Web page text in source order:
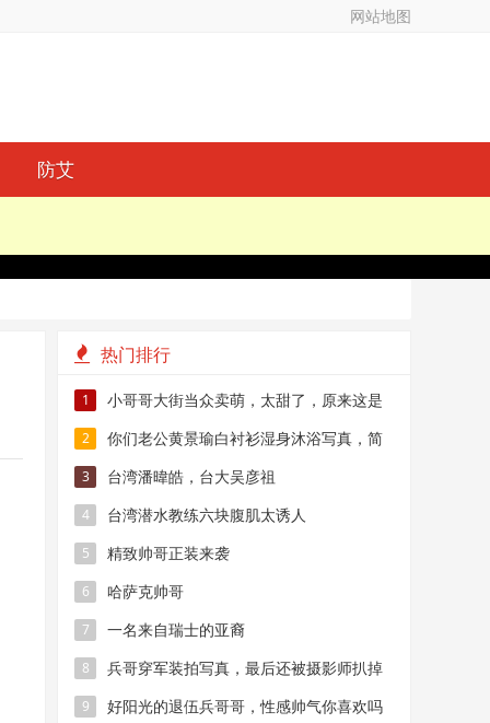
网站地图
防艾
热门排行
1
小哥哥大街当众卖萌，太甜了，原来这是
小奶狗
2
你们老公黄景瑜白衬衫湿身沐浴写真，简
直燃爆了！
3 台湾潘暐皓，台大吴彦祖
4 台湾潜水教练六块腹肌太诱人
5 精致帅哥正装来袭
6 哈萨克帅哥
7 一名来自瑞士的亚裔
8 兵哥穿军装拍写真，最后还被摄影师扒掉
9 好阳光的退伍兵哥哥，性感帅气你喜欢吗